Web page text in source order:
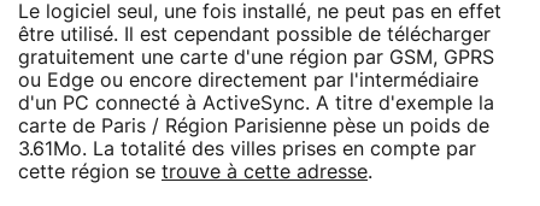
Le logiciel seul, une fois installé, ne peut pas en effet
être utilisé. Il est cependant possible de télécharger
gratuitement une carte d'une région par GSM, GPRS
ou Edge ou encore directement par l'intermédiaire
d'un PC connecté à ActiveSync. A titre d'exemple la
carte de Paris / Région Parisienne pèse un poids de
3.61Mo. La totalité des villes prises en compte par
cette région se trouve à cette adresse.